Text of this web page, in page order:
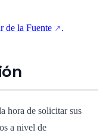
de la Fuente .
hora de solicitar sus
a nivel de